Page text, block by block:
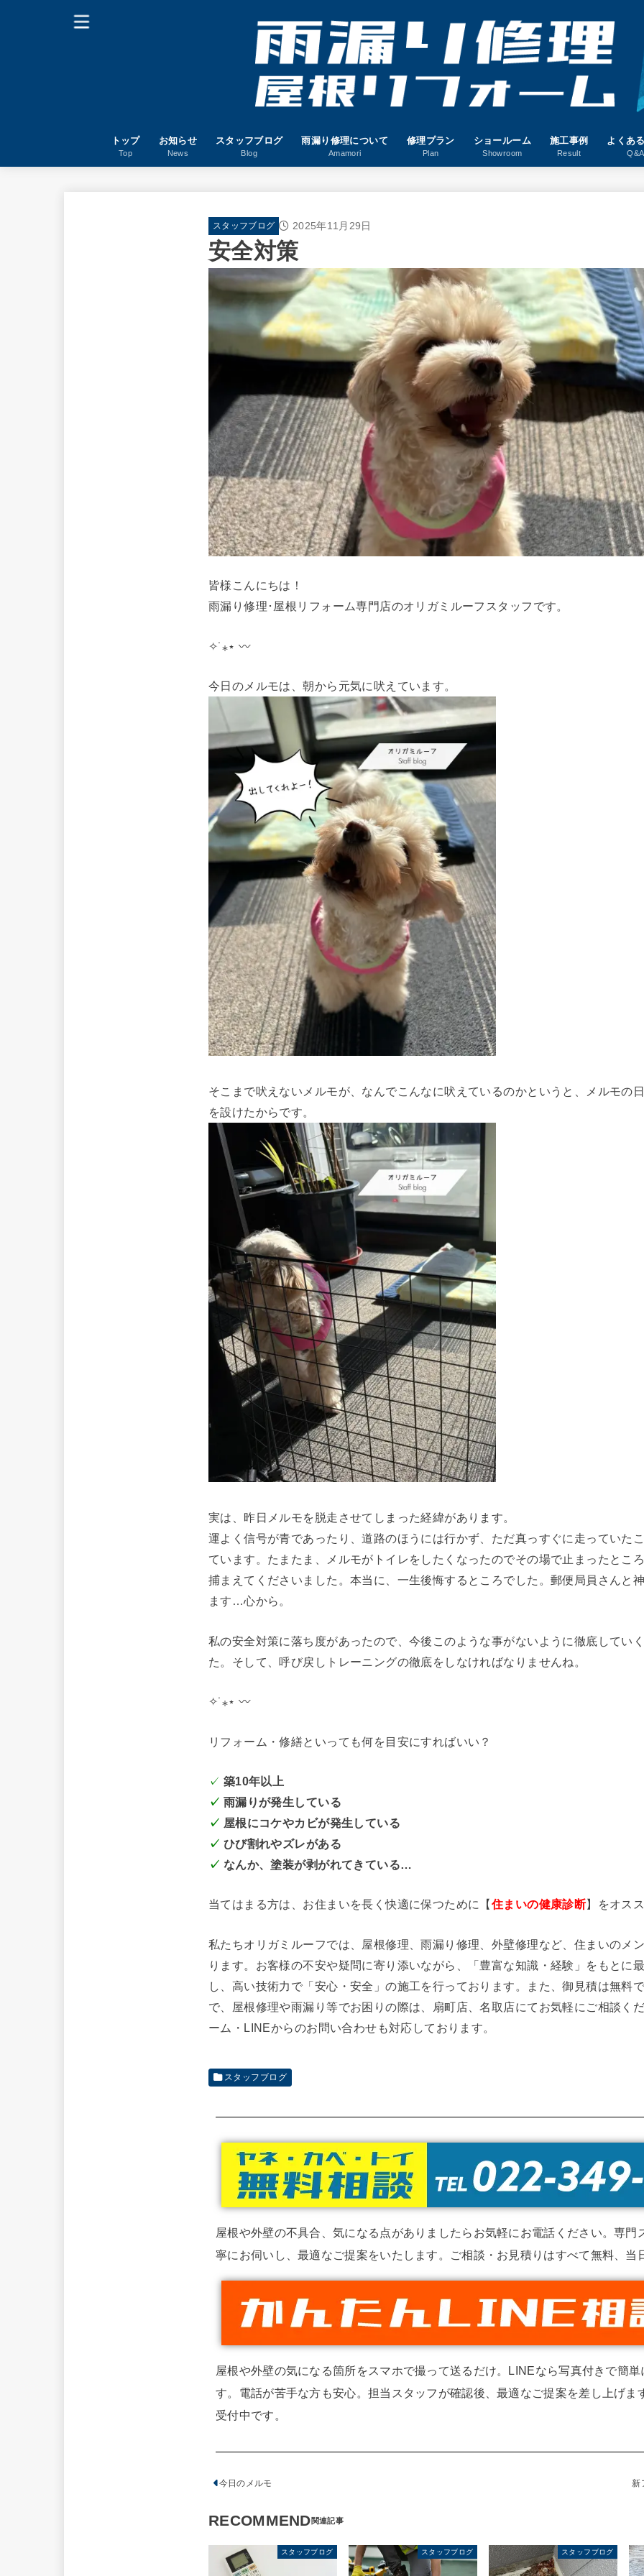
トップ
Top
お知らせ
News
スタッフブログ
Blog
雨漏り修理について
Amamori
修理プラン
Plan
ショールーム
Showroom
施工事例
Result
よくあ
Q&A
スタッフブログ 2025年11月29日
安全対策
皆様こんにちは！
雨漏り修理･屋根リフォーム専門店のオリガミルーフスタッフです。
✧˙⁎⋆ 〰
今日のメルモは、朝から元気に吠えています。
そこまで吠えないメルモが、なんでこんなに吠えているのかというと、メルモの
を設けたからです。
実は、昨日メルモを脱走させてしまった経緯があります。
運よく信号が青であったり、道路のほうには行かず、ただ真っすぐに走っていた
ています。たまたま、メルモがトイレをしたくなったのでその場で止まったとこ
捕まえてくださいました。本当に、一生後悔するところでした。郵便局員さんと
ます…心から。
私の安全対策に落ち度があったので、今後このような事がないように徹底してい
た。そして、呼び戻しトレーニングの徹底をしなければなりませんね。
✧˙⁎⋆ 〰
リフォーム・修繕といっても何を目安にすればいい？
✓ 築10年以上
✓ 雨漏りが発生している
✓ 屋根にコケやカビが発生している
✓ ひび割れやズレがある
✓ なんか、塗装が剥がれてきている…
当てはまる方は、お住まいを長く快適に保つために【住まいの健康診断】をオス
私たちオリガミルーフでは、屋根修理、雨漏り修理、外壁修理など、住まいのメ
ります。お客様の不安や疑問に寄り添いながら、「豊富な知識・経験」をもとに
し、高い技術力で「安心・安全」の施工を行っております。また、御見積は無料
で、屋根修理や雨漏り等でお困りの際は、扇町店、名取店にてお気軽にご相談く
ーム・LINEからのお問い合わせも対応しております。
スタッフブログ
屋根や外壁の不具合、気になる点がありましたらお気軽にお電話ください。専門
寧にお伺いし、最適なご提案をいたします。ご相談・お見積りはすべて無料、当
屋根や外壁の気になる箇所をスマホで撮って送るだけ。LINEなら写真付きで簡単
す。電話が苦手な方も安心。担当スタッフが確認後、最適なご提案を差し上げま
受付中です。
今日のメルモ 新
RECOMMEND
スタッフブログ スタッフブログ スタッフブログ